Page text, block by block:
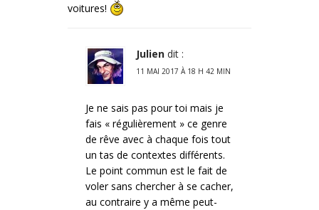
voitures!
Julien dit :
11 MAI 2017 À 18 H 42 MIN
Je ne sais pas pour toi mais je
fais « régulièrement » ce genre
de rêve avec à chaque fois tout
un tas de contextes différents.
Le point commun est le fait de
voler sans chercher à se cacher,
au contraire y a même peut-